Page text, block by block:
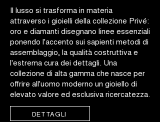
Il lusso si trasforma in materia
attraverso i gioielli della collezione Privé:
oro e diamanti disegnano linee essenziali
ponendo l'accento sui sapienti metodi di
assemblaggio, la qualità costruttiva e
l'estrema cura dei dettagli. Una
collezione di alta gamma che nasce per
offrire all'uomo moderno un gioiello di
elevato valore ed esclusiva ricercatezza.
DETTAGLI